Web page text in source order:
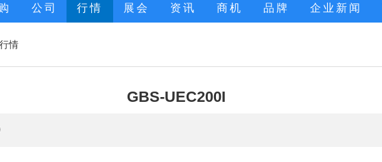
公司 行情 展会 资讯 商机 品牌 企业新闻
情
GBS-UEC200I